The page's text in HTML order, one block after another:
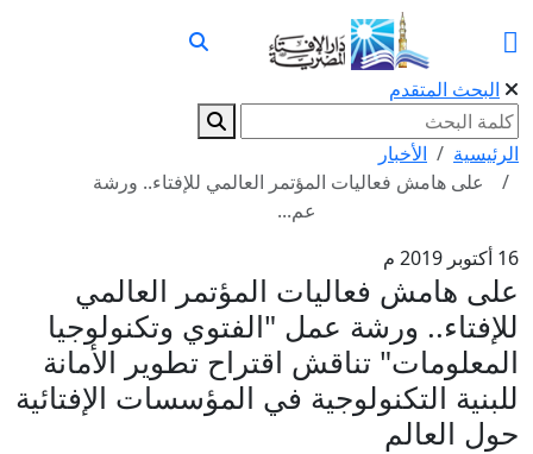
البحث المتقدم
الرئيسية
الأخبار
على هامش فعاليات المؤتمر العالمي للإفتاء.. ورشة
عم...
16 أكتوبر 2019 م
على هامش فعاليات المؤتمر العالمي
للإفتاء.. ورشة عمل "الفتوي وتكنولوجيا
المعلومات" تناقش اقتراح تطوير الأمانة
للبنية التكنولوجية في المؤسسات الإفتائية
حول العالم